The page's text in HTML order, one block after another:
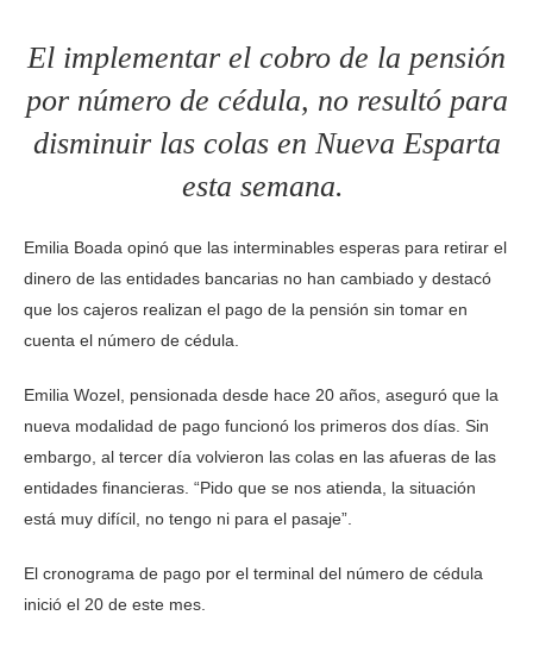
El implementar el cobro de la pensión
por número de cédula, no resultó para
disminuir las colas en Nueva Esparta
esta semana.
Emilia Boada opinó que las interminables esperas para retirar el
dinero de las entidades bancarias no han cambiado y destacó
que los cajeros realizan el pago de la pensión sin tomar en
cuenta el número de cédula.
Emilia Wozel, pensionada desde hace 20 años, aseguró que la
nueva modalidad de pago funcionó los primeros dos días. Sin
embargo, al tercer día volvieron las colas en las afueras de las
entidades financieras. “Pido que se nos atienda, la situación
está muy difícil, no tengo ni para el pasaje”.
El cronograma de pago por el terminal del número de cédula
inició el 20 de este mes.